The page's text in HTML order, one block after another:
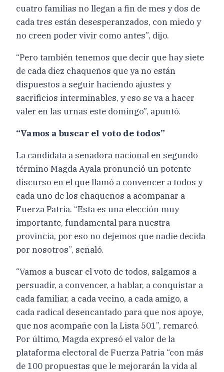
cuatro familias no llegan a fin de mes y dos de
cada tres están desesperanzados, con miedo y
no creen poder vivir como antes”, dijo.
“Pero también tenemos que decir que hay siete
de cada diez chaqueños que ya no están
dispuestos a seguir haciendo ajustes y
sacrificios interminables, y eso se va a hacer
valer en las urnas este domingo”, apuntó.
“Vamos a buscar el voto de todos”
La candidata a senadora nacional en segundo
término Magda Ayala pronunció un potente
discurso en el que llamó a convencer a todos y
cada uno de los chaqueños a acompañar a
Fuerza Patria. “Esta es una elección muy
importante, fundamental para nuestra
provincia, por eso no dejemos que nadie decida
por nosotros”, señaló.
“Vamos a buscar el voto de todos, salgamos a
persuadir, a convencer, a hablar, a conquistar a
cada familiar, a cada vecino, a cada amigo, a
cada radical desencantado para que nos apoye,
que nos acompañe con la Lista 501”, remarcó.
Por último, Magda expresó el valor de la
plataforma electoral de Fuerza Patria “con más
de 100 propuestas que le mejorarán la vida al